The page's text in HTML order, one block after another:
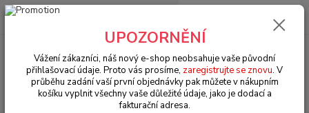
Menu
Hledat
+420 602 330 329
0 Kč
UPOZORNĚNÍ
Vážení zákazníci, náš nový e-shop neobsahuje vaše původní
přihlašovací údaje. Proto vás prosíme, zaregistrujte se znovu. V
průběhu zadání vaší první objednávky pak můžete v nákupním
košíku vyplnit všechny vaše důležité údaje, jako je dodací a
fakturační adresa.